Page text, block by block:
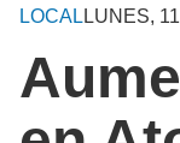
LOCAL LUNES,